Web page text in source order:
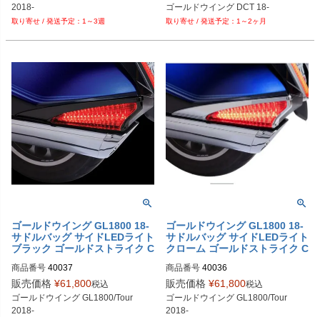
2018-
1～3週
ゴールドウイング DCT 18-
1～2ヶ月
ゴールドウイング GL1800 18-
サドルバッグ サイドLEDライト
ブラック ゴールドストライク C
商品番号 40037
販売価格 ¥61,800税込
ゴールドウイング GL1800/Tour
2018-
ゴールドウイング GL1800 18-
サドルバッグ サイドLEDライト
クローム ゴールドストライク C
商品番号 40036
販売価格 ¥61,800税込
ゴールドウイング GL1800/Tour
2018-